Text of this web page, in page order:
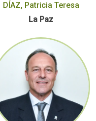
DÍAZ, Patricia Teresa
La Paz